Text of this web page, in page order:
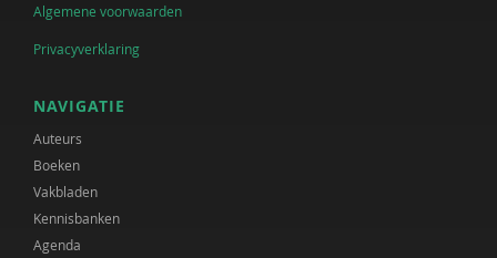
Algemene voorwaarden
Privacyverklaring
NAVIGATIE
Auteurs
Boeken
Vakbladen
Kennisbanken
Agenda